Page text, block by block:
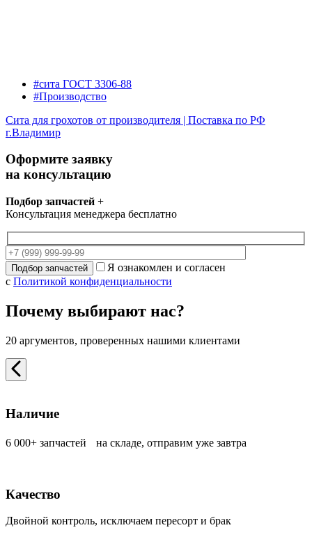
#сита ГОСТ 3306-88
#Производство
Сита для грохотов от производителя | Поставка по РФ
г.Владимир
Оформите заявку
на консультацию
Подбор запчастей +
Консультация менеджера бесплатно
Я ознакомлен и согласен
с Политикой конфиденциальности
Почему выбирают нас?
20 аргументов, проверенных нашими клиентами
Наличие
6 000+ запчастей на складе, отправим уже завтра
Качество
Двойной контроль, исключаем пересорт и брак